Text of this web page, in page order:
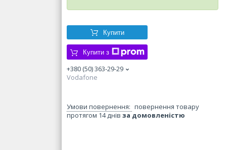
Купити
Купити з
+380 (50) 363-29-29
Vodafone
повернення товару
протягом 14 днів за домовленістю